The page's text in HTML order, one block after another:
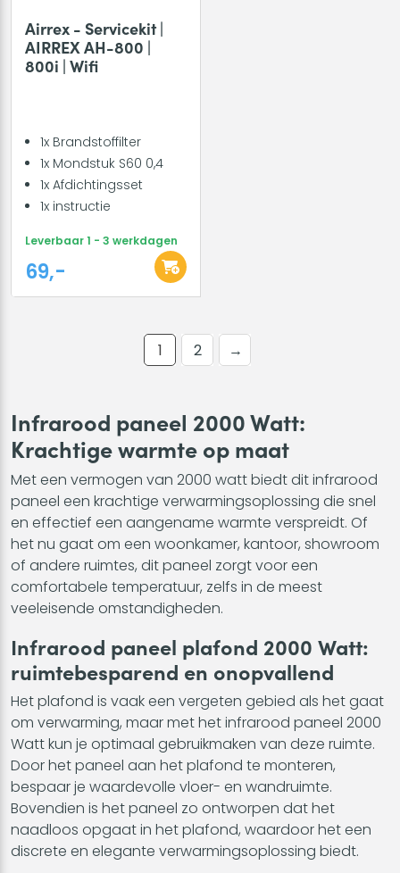
Airrex - Servicekit |
AIRREX AH-800 |
800i | Wifi
1x Brandstoffilter
1x Mondstuk S60 0,4
1x Afdichtingsset
1x instructie
Leverbaar 1 - 3 werkdagen
69,-
1 2 →
Infrarood paneel 2000 Watt:
Krachtige warmte op maat
Met een vermogen van 2000 watt biedt dit infrarood
paneel een krachtige verwarmingsoplossing die snel
en effectief een aangename warmte verspreidt. Of
het nu gaat om een woonkamer, kantoor, showroom
of andere ruimtes, dit paneel zorgt voor een
comfortabele temperatuur, zelfs in de meest
veeleisende omstandigheden.
Infrarood paneel plafond 2000 Watt:
ruimtebesparend en onopvallend
Het plafond is vaak een vergeten gebied als het gaat
om verwarming, maar met het infrarood paneel 2000
Watt kun je optimaal gebruikmaken van deze ruimte.
Door het paneel aan het plafond te monteren,
bespaar je waardevolle vloer- en wandruimte.
Bovendien is het paneel zo ontworpen dat het
naadloos opgaat in het plafond, waardoor het een
discrete en elegante verwarmingsoplossing biedt.